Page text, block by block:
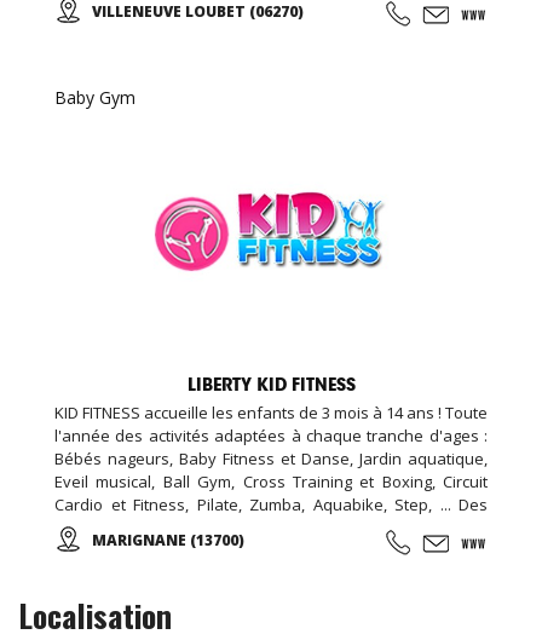
mur lumineux, courses de vélos virtuelles, roue
amusant ! Une idée originale pour fêter l’anniversaire de
votre enfant. (À partir de 4ans).
VILLENEUVE LOUBET (06270)
Baby Gym
LIBERTY KID FITNESS
KID FITNESS accueille les enfants de 3 mois à 14 ans ! Toute
l'année des activités adaptées à chaque tranche d'ages :
Bébés nageurs, Baby Fitness et Danse, Jardin aquatique,
Eveil musical, Ball Gym, Cross Training et Boxing, Circuit
Cardio et Fitness, Pilate, Zumba, Aquabike, Step, ... Des
Stages Sportifs pendant les vacances, des Garderies
Sportives qui suivent les rythmes scolaires,... Des
MARIGNANE (13700)
Localisation